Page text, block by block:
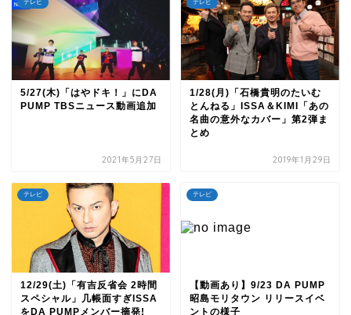
テレビ
5/27(木)「はやドキ！」にDA
PUMP TBSニュース動画追加
2021年5月27日
テレビ
1/28(月)「石橋貴明のたいむ
とんねる」ISSA＆KIMI「あの
名曲の意外なカバー」第2弾ま
とめ
2019年1月29日
テレビ
12/29(土)「有吉反省会 2時間
スペシャル」几帳面すぎISSA
をDA PUMPメンバー摘発!
テレビ
【動画あり】9/23 DA PUMP
昭島モリタウン リリースイベ
ントの様子